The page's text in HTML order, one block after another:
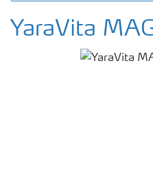
YaraVita